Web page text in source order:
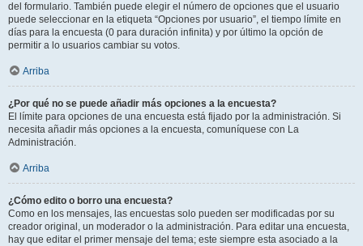
del formulario. También puede elegir el número de opciones que el usuario
puede seleccionar en la etiqueta “Opciones por usuario”, el tiempo límite en
días para la encuesta (0 para duración infinita) y por último la opción de
permitir a lo usuarios cambiar su votos.
Arriba
¿Por qué no se puede añadir más opciones a la encuesta?
El límite para opciones de una encuesta está fijado por la administración. Si
necesita añadir más opciones a la encuesta, comuníquese con La
Administración.
Arriba
¿Cómo edito o borro una encuesta?
Como en los mensajes, las encuestas solo pueden ser modificadas por su
creador original, un moderador o la administración. Para editar una encuesta,
hay que editar el primer mensaje del tema; este siempre esta asociado a la